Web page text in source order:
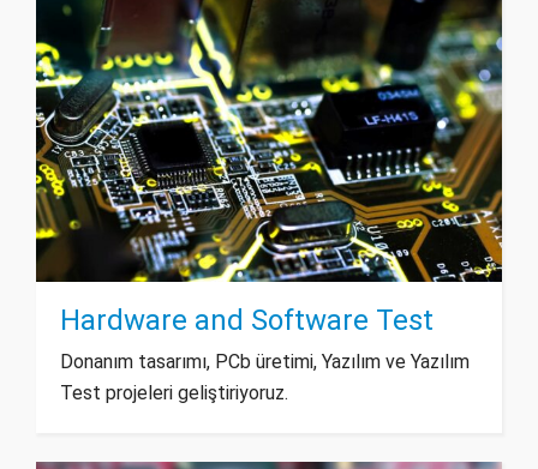
Hardware and Software Test
Donanım tasarımı, PCb üretimi, Yazılım ve Yazılım
Test projeleri geliştiriyoruz.